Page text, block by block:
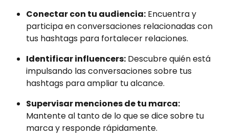
Conectar con tu audiencia: Encuentra y
participa en conversaciones relacionadas con
tus hashtags para fortalecer relaciones.
Identificar influencers: Descubre quién está
impulsando las conversaciones sobre tus
hashtags para ampliar tu alcance.
Supervisar menciones de tu marca:
Mantente al tanto de lo que se dice sobre tu
marca y responde rápidamente.